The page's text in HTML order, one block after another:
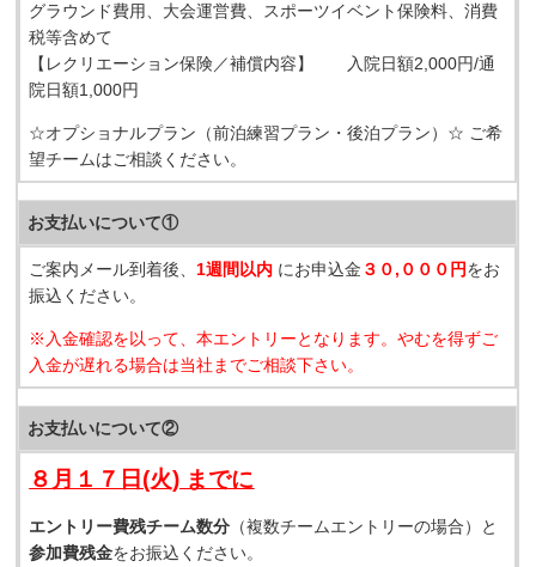
グラウンド費用、大会運営費、スポーツイベント保険料、消費
税等含めて
【レクリエーション保険／補償内容】 入院日額2,000円/通
院日額1,000円
☆オプショナルプラン（前泊練習プラン・後泊プラン）☆ ご希
望チームはご相談ください。
お支払いについて①
ご案内メール到着後、 1週間以内 にお申込金 ３０,０００円をお
振込ください。
※入金確認を以って、本エントリーとなります。やむを得ずご
入金が遅れる場合は当社までご相談下さい。
お支払いについて②
８月１７日(火) までに
エントリー費残チーム数分 （複数チームエントリーの場合）と
参加費残金をお振込ください。